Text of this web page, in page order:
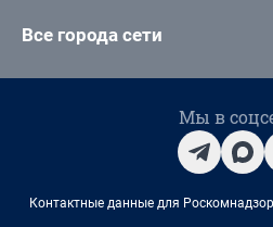
Все города сети
Мы в
Контактные данные для